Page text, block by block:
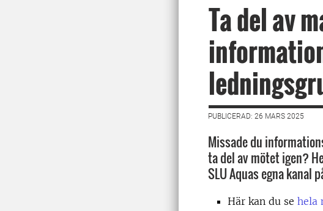
Ta del av
PUBLICERAD: 26 MARS 2025
Missade du
ta del av mötet igen?
SLU Aquas egna kanal
Här kan du se hela